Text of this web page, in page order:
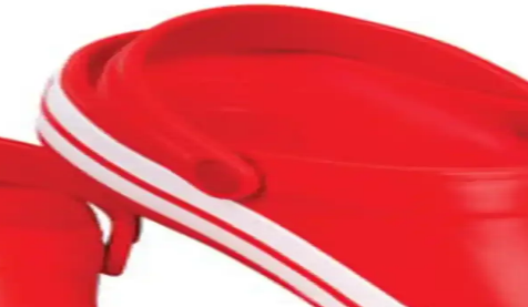
5 Kritik İpucu
Hemen doğru bedeni bulmak için rehberimizi inceleyin!
Dönem
artırmak için hemen inceleyin!
Korunma Yöntemleri
keşfedin, doğru seçimi yapın! Hemen inceleyin! synopsis":"Crocs
Devrim